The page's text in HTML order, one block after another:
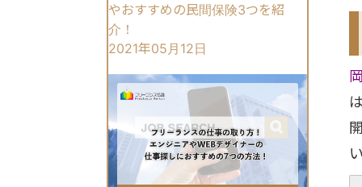
やおすすめの民間保険3つを紹
介！
2021年05月12日